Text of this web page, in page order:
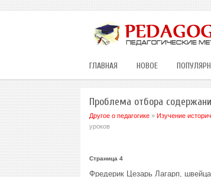
ГЛАВНАЯ НОВОЕ
Проблема отбора
Другое о педагогике» Изучение
уроков
Страница 4
Фредерик Цезарь Лагарп,